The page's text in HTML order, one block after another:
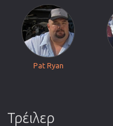
Pat Ryan
Τρέιλερ